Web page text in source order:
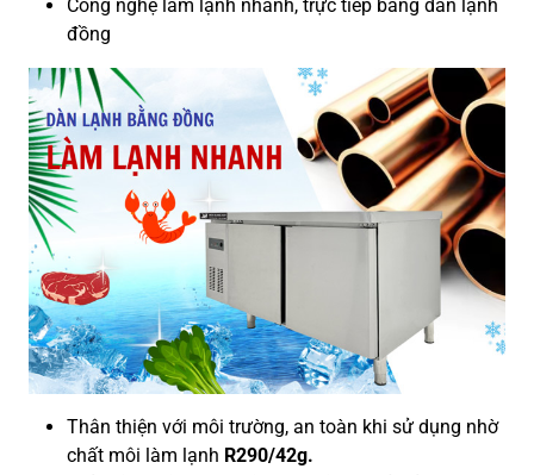
Công nghệ làm lạnh nhanh, trực tiếp bằng dàn lạnh
đồng
Thân thiện với môi trường, an toàn khi sử dụng nhờ
chất môi làm lạnh R290/42g.